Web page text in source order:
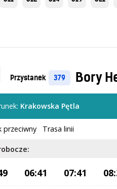
Przystanek 379 Bory
Krakowska Pętla
przeciwny Trasa linii
06:41 07:41